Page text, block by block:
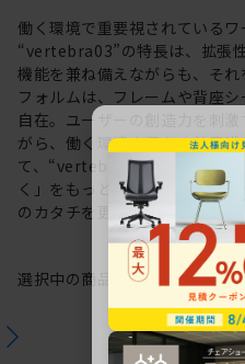
働く環境で重要視されているワ
“vertebra03”の特長は、拡張
機能を兼ね備えながらも、そ
フォルムは、フレームや背座
自在。ユーザーの創造力を刺
がら、働く環境や個人の美意
て、“vertebra03”をアップデ
く」をもっと自由に。これか
のカタチを更新していきます。
選択中の商品情報保証 注意事項